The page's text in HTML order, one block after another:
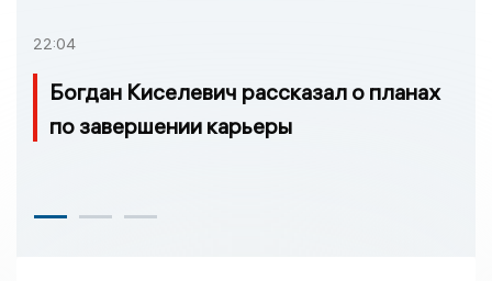
22:04
Богдан Киселевич рассказал о планах
по завершении карьеры